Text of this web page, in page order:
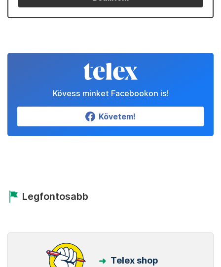
Kövess minket Facebookon is!
Követem!
Legfontosabb
Telex shop